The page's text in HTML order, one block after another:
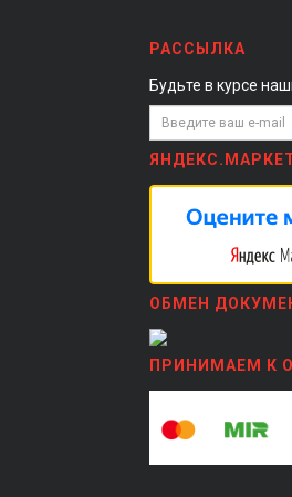
РАССЫЛКА
Будьте в курсе
ОБМЕН
ПРИНИМАЕМ К